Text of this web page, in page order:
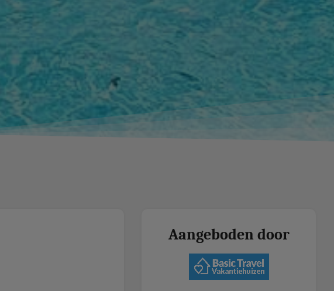
Aangeboden door